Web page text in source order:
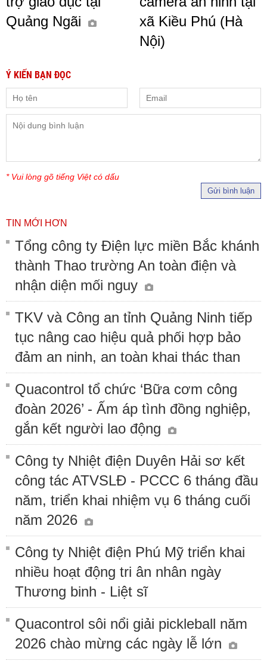
Quảng Ngãi
xã Kiều Phú (Hà
Nội)
Ý KIẾN BẠN ĐỌC
* Vui lòng gõ tiếng Việt có dấu
Gửi bình luận
TIN MỚI HƠN
Tổng công ty Điện lực miền Bắc khánh
thành Thao trường An toàn điện và
nhận diện mối nguy
TKV và Công an tỉnh Quảng Ninh tiếp
tục nâng cao hiệu quả phối hợp bảo
đảm an ninh, an toàn khai thác than
Quacontrol tổ chức ‘Bữa cơm công
đoàn 2026’ - Ấm áp tình đồng nghiệp,
gắn kết người lao động
Công ty Nhiệt điện Duyên Hải sơ kết
công tác ATVSLĐ - PCCC 6 tháng đầu
năm, triển khai nhiệm vụ 6 tháng cuối
năm 2026
Công ty Nhiệt điện Phú Mỹ triển khai
nhiều hoạt động tri ân nhân ngày
Thương binh - Liệt sĩ
Quacontrol sôi nổi giải pickleball năm
2026 chào mừng các ngày lễ lớn